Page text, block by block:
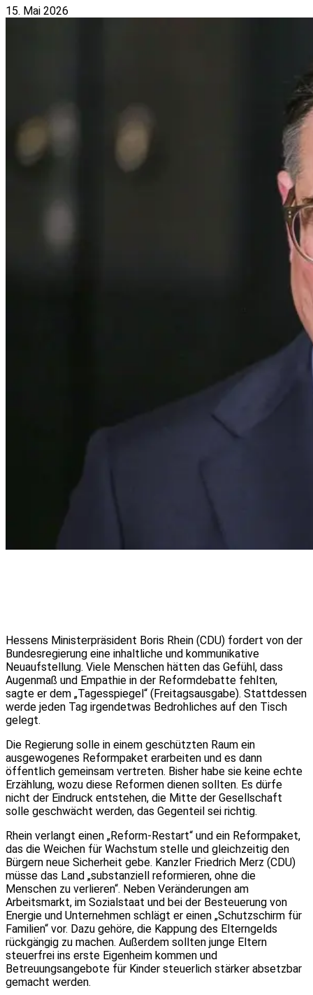
15. Mai 2026
Hessens Ministerpräsident Boris Rhein (CDU) fordert von der
Bundesregierung eine inhaltliche und kommunikative
Neuaufstellung. Viele Menschen hätten das Gefühl, dass
Augenmaß und Empathie in der Reformdebatte fehlten,
sagte er dem „Tagesspiegel“ (Freitagsausgabe). Stattdessen
werde jeden Tag irgendetwas Bedrohliches auf den Tisch
gelegt.
Die Regierung solle in einem geschützten Raum ein
ausgewogenes Reformpaket erarbeiten und es dann
öffentlich gemeinsam vertreten. Bisher habe sie keine echte
Erzählung, wozu diese Reformen dienen sollten. Es dürfe
nicht der Eindruck entstehen, die Mitte der Gesellschaft
solle geschwächt werden, das Gegenteil sei richtig.
Rhein verlangt einen „Reform-Restart“ und ein Reformpaket,
das die Weichen für Wachstum stelle und gleichzeitig den
Bürgern neue Sicherheit gebe. Kanzler Friedrich Merz (CDU)
müsse das Land „substanziell reformieren, ohne die
Menschen zu verlieren“. Neben Veränderungen am
Arbeitsmarkt, im Sozialstaat und bei der Besteuerung von
Energie und Unternehmen schlägt er einen „Schutzschirm für
Familien“ vor. Dazu gehöre, die Kappung des Elterngelds
rückgängig zu machen. Außerdem sollten junge Eltern
steuerfrei ins erste Eigenheim kommen und
Betreuungsangebote für Kinder steuerlich stärker absetzbar
gemacht werden.